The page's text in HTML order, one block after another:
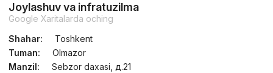
Joylashuv va infratuzilma
Google Xaritalarda oching
Shahar:
Toshkent
Tuman:
Olmazor
Manzil:
Sebzor daxasi, д.21